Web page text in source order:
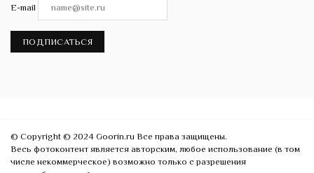
E-mail
ПОДПИСАТЬСЯ
© Copyright © 2024 Goorin.ru Все права защищены.
Весь фотоконтент является авторским, любое использование (в том
числе некоммерческое) возможно только с разрешения